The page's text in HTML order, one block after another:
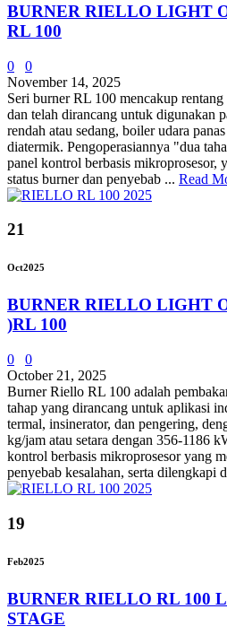
BURNER RIELLO LIGHT
RL 100
0
0
November 14, 2025
Seri burner RL 100 mencakup
dan telah dirancang untuk digunakan
rendah atau sedang, boiler udara
diatermik. Pengoperasiannya "dua
panel kontrol berbasis mikroprosesor,
status burner dan penyebab ... Read
21
Oct2025
BURNER RIELLO LIGHT
)RL 100
0
0
October 21, 2025
Burner Riello RL 100 adalah
tahap yang dirancang untuk aplikasi
termal, insinerator, dan pengering,
kg/jam atau setara dengan 356-1186
kontrol berbasis mikroprosesor yang
penyebab kesalahan, serta dilengkapi
19
Feb2025
BURNER RIELLO RL 100
STAGE